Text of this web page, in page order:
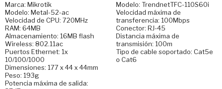
Marca: Mikrotik
Modelo: Metal-52-ac
Velocidad de CPU: 720MHz
RAM: 64MB
Almacenamiento: 16MB flash
Wireless: 802.11ac
Puertos Ethernet: 1x
10/100/1000
Dimensiones: 177 x 44 x 44mm
Peso: 193g
Potencia máxima de salida:
Modelo: TrendnetTFC-110S60i
Velocidad máxima de
transferencia: 100Mbps
Conector: RJ-45
Distancia máxima de
transmisión: 100m
Tipo de cable soportado: Cat5e
o Cat6